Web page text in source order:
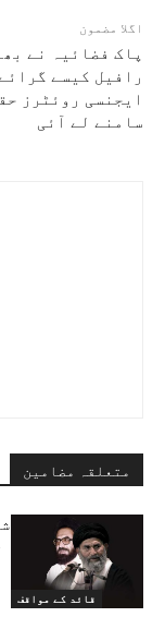
اگلا مضمون
پاک فضائیہ نے
رافیل کیسے
ایجنسی روئٹرز
سامنے لے آئی
متعلقہ مضامین
قائد کے مواقف